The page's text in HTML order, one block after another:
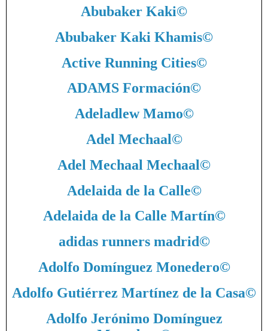
Abubaker Kaki©
Abubaker Kaki Khamis©
Active Running Cities©
ADAMS Formación©
Adeladlew Mamo©
Adel Mechaal©
Adel Mechaal Mechaal©
Adelaida de la Calle©
Adelaida de la Calle Martín©
adidas runners madrid©
Adolfo Domínguez Monedero©
Adolfo Gutiérrez Martínez de la Casa©
Adolfo Jerónimo Domínguez